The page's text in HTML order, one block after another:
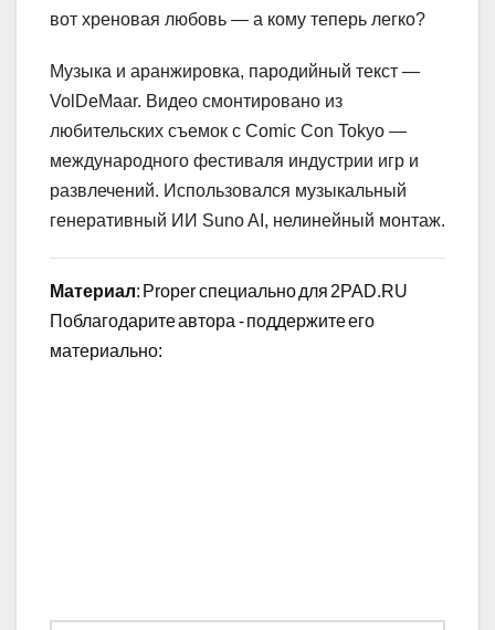
вот хреновая любовь — а кому теперь легко?
Музыка и аранжировка, пародийный текст —
VolDeMaar. Видео смонтировано из
любительских съемок с Comic Con Tokyo —
международного фестиваля индустрии игр и
развлечений. Использовался музыкальный
генеративный ИИ Suno AI, нелинейный монтаж.
Материал: Proper специально для 2PAD.RU
Поблагодарите автора - поддержите его
материально: